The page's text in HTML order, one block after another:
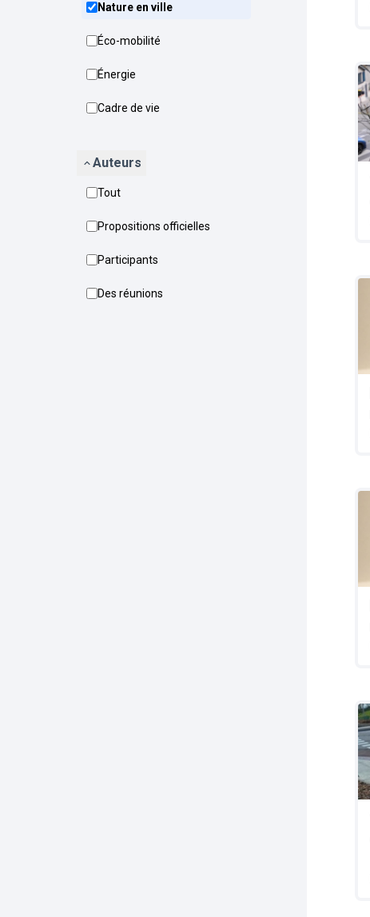
Nature en ville
Éco-mobilité
Énergie
Cadre de vie
Auteurs
Tout
Propositions officielles
Participants
Des réunions